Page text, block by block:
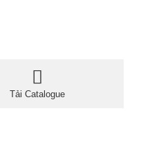
Tải Catalogue